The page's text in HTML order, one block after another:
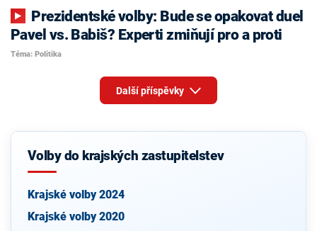
Pavel vs. Babiš? Experti zmiňují pro a proti
Téma: Politika
Další příspěvky
Volby do krajských zastupitelstev
Krajské volby 2024
Krajské volby 2020